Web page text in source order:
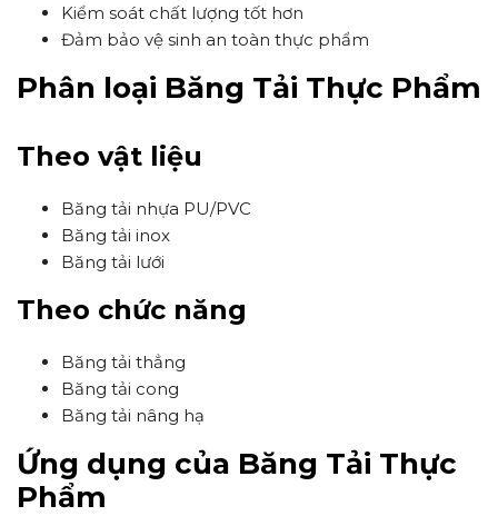
Kiểm soát chất lượng tốt hơn
Đảm bảo vệ sinh an toàn thực phẩm
Phân loại Băng Tải Thực Phẩm
Theo vật liệu
Băng tải nhựa PU/PVC
Băng tải inox
Băng tải lưới
Theo chức năng
Băng tải thẳng
Băng tải cong
Băng tải nâng hạ
Ứng dụng của Băng Tải Thực
Phẩm